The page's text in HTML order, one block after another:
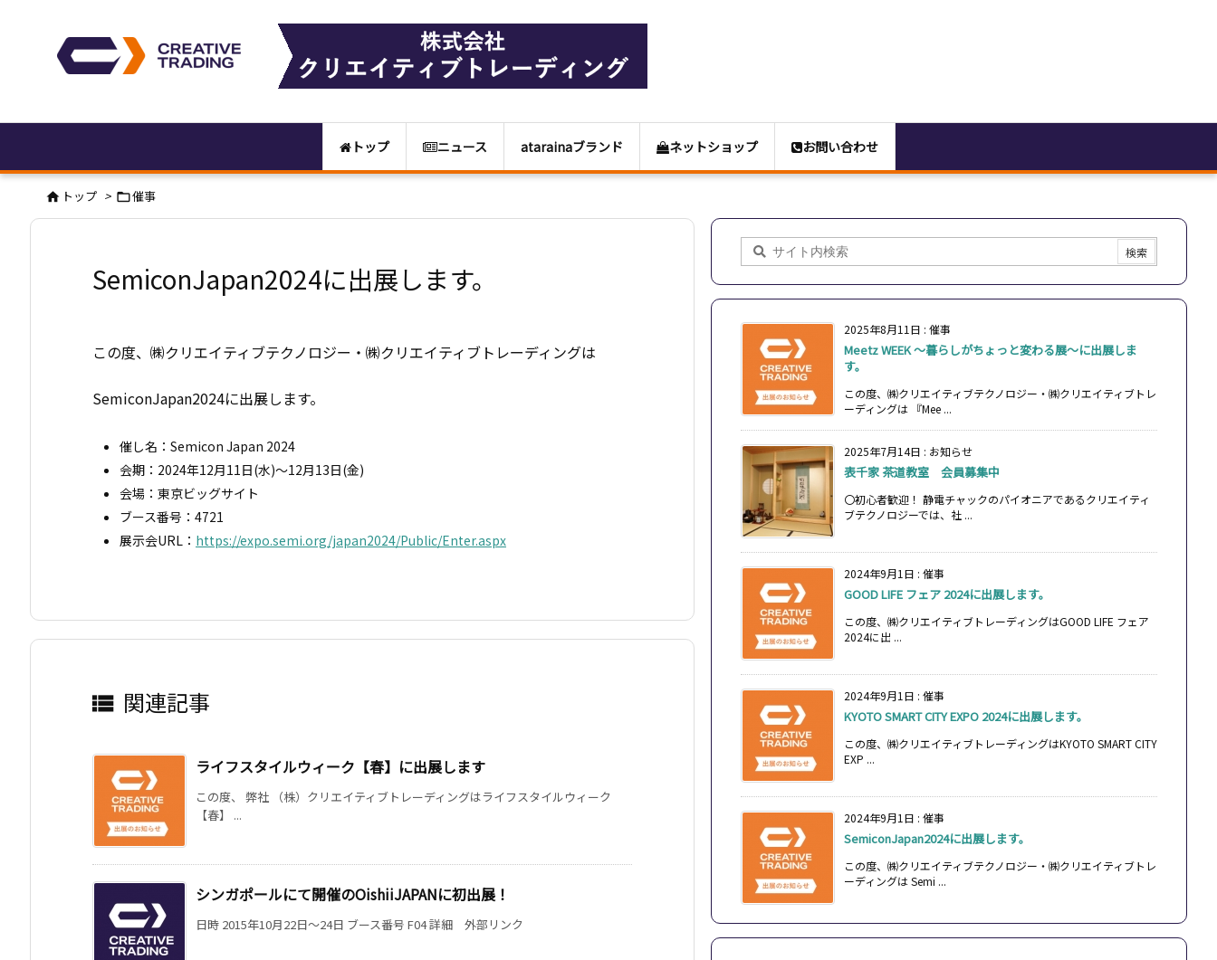
トップ ニュース atarainaブランド ネットショップ お問い合わせ
 トップ > 催事
SemiconJapan2024に出展します。
この度、㈱クリエイティブテクノロジー・㈱クリエイティブトレーディングは
SemiconJapan2024に出展します。
催し名：Semicon Japan 2024
会期：2024年12月11日(水)～12月13日(金)
会場：東京ビッグサイト
ブース番号：4721
展示会URL： https://expo.semi.org/japan2024/Public/Enter.aspx
 関連記事
ライフスタイルウィーク【春】に出展します
この度、 弊社 （株）クリエイティブトレーディングはライフスタイルウィーク
【春】 ...
シンガポールにて開催のOishiiJAPANに初出展！
日時 2015年10月22日～24日 ブース番号 F04 詳細 外部リンク
2025年8月11日 : 催事
Meetz WEEK ～暮らしがちょっと変わる展～に出展しま
す。
この度、㈱クリエイティブテクノロジー・㈱クリエイティブトレ
ーディングは 『Mee ...
2025年7月14日 : お知らせ
表千家 茶道教室 会員募集中
〇初心者歓迎！ 静電チャックのパイオニアであるクリエイティ
ブテクノロジーでは、社 ...
2024年9月1日 : 催事
GOOD LIFE フェア 2024に出展します。
この度、㈱クリエイティブトレーディングはGOOD LIFE フェア
2024に出 ...
2024年9月1日 : 催事
KYOTO SMART CITY EXPO 2024に出展します。
この度、㈱クリエイティブトレーディングはKYOTO SMART CITY
EXP ...
2024年9月1日 : 催事
SemiconJapan2024に出展します。
この度、㈱クリエイティブテクノロジー・㈱クリエイティブトレ
ーディングは Semi ...